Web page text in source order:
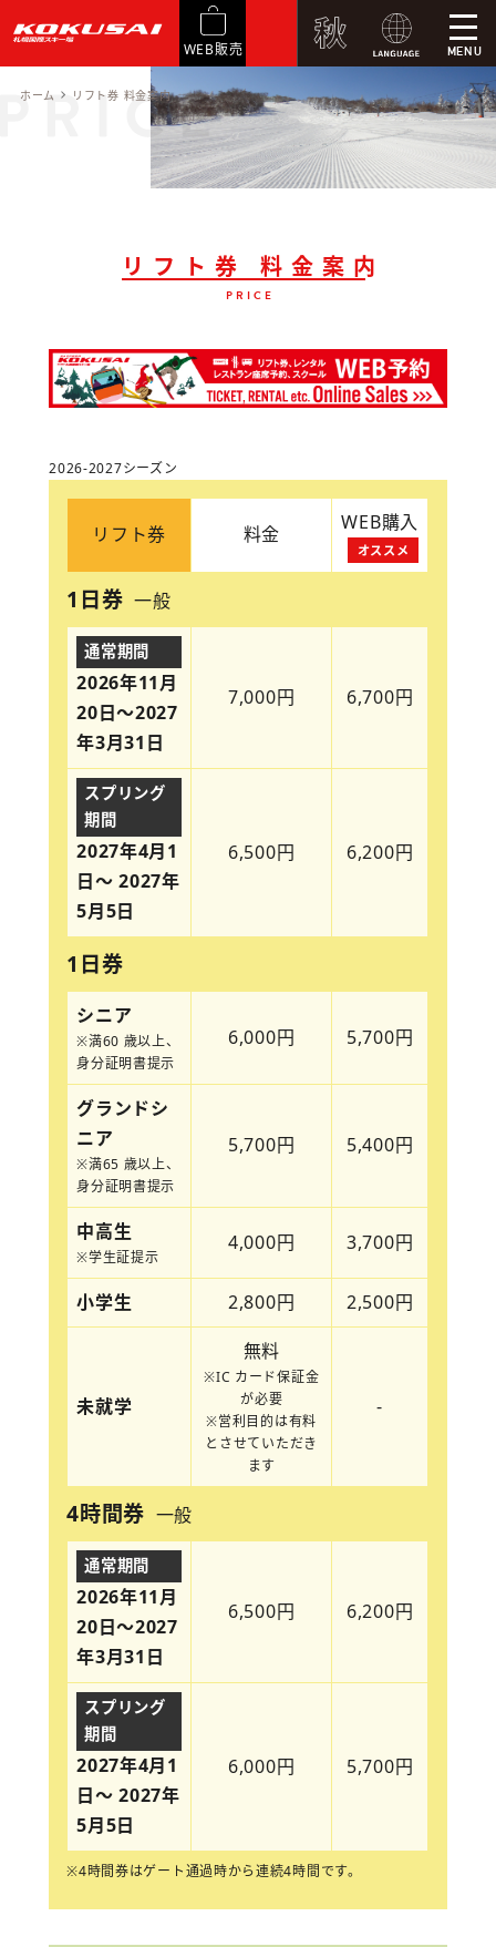
WEB販売 MENU
ホーム リフト券 料金案内
リフト券 料金案内
PRICE
2026-2027シーズン
リフト券 料金 WEB購入
オススメ
1日券 一般
通常期間
2026年11月
20日～2027
年3月31日
7,000円 6,700円
スプリング
期間
2027年4月1
日～ 2027年
5月5日
6,500円 6,200円
1日券
シニア
※満60 歳以上、
身分証明書提示
6,000円 5,700円
グランドシ
ニア
※満65 歳以上、
身分証明書提示
5,700円 5,400円
中高生
※学生証提示
4,000円 3,700円
小学生 2,800円 2,500円
未就学
無料
※IC カード保証金
が必要
※営利目的は有料
とさせていただき
ます
-
4時間券 一般
通常期間
2026年11月
20日～2027
年3月31日
6,500円 6,200円
スプリング
期間
2027年4月1
日～ 2027年
5月5日
6,000円 5,700円
※4時間券はゲート通過時から連続4時間です。